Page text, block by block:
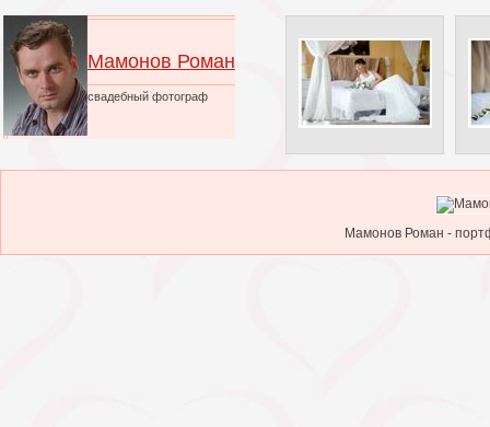
Мамонов Роман
свадебный фотограф
Мамонов Роман -